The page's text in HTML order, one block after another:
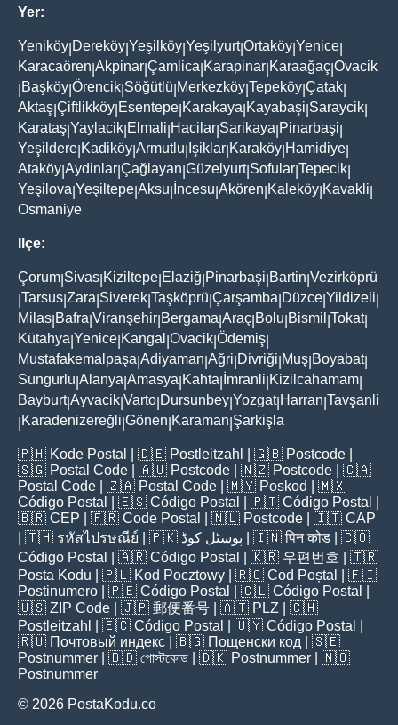
Yer:
Yeniköy Dereköy Yeşilköy Yeşilyurt|Ortaköy Yenice
Karacaören Akpinar Çamlica Karapinar Karaağaç Ovacik
Başköy Örencik Söğütlü Merkezköy Tepeköy Çatak
Aktaş Çiftlikköy Esentepe Karakaya Kayabaşi Saraycik
Karataş Yaylacik Elmali Hacilar Sarikaya Pinarbaşi
Yeşildere Kadiköy Armutlu Işiklar Karaköy Hamidiye
Ataköy Aydinlar Çağlayan Güzelyurt| Sofular Tepecik
Yeşilova Yeşiltepe Aksu İncesu Akören Kaleköy Kavakli
Osmaniye
Ilçe:
Çorum Sivas Kiziltepe Elaziğ Pinarbaşi Bartin Vezirköprü
Tarsus Zara Siverek Taşköprü Çarşamba Düzce Yildizeli
Milas Bafra Viranşehir Bergama Araç Bolu Bismil Tokat|
Kütahya Yenice Kangal Ovacik Ödemiş
Mustafakemalpaşa Adiyaman Ağri Divriği Muş Boyabat|
Sungurlu Alanya Amasya Kahta İmranli Kizilcahamam
Bayburt|Ayvacik Varto Dursunbey Yozgat| Harran Tavşanli
Karadenizereğli Gönen Karaman Şarkişla
🇵🇭 Kode Postal | 🇩🇪 Postleitzahl | 🇬🇧 Postcode
🇸🇬 Postal Code | 🇦🇺 Postcode | 🇳🇿 Postcode | 🇨🇦
Postal Code | 🇿🇦 Postal Code | 🇲🇾 Poskod
| 🇲🇽
Código Postal
| 🇪🇸 Código Postal | 🇵🇹 Código Postal
🇧🇷 CEP | 🇫🇷 Code Postal | 🇳🇱 Postcode | 🇮🇹 CAP
| 🇹🇭 รหัสไปรษณีย์ | 🇵🇰 پوسٹل کوڈ | 🇮🇳पिन कोड | 🇨🇴
Código Postal
| 🇦🇷 Código Postal | 🇰🇷 우편번호
| 🇹🇷
Posta Kodu | 🇵🇱 Kod Pocztowy | 🇷🇴 Cod Poștal
| 🇫🇮
Postinumero | 🇵🇪 Código Postal | 🇨🇱 Código Postal
🇺🇸 ZIP Code | 🇯🇵 郵便番号 | 🇦🇹 PLZ | 🇨🇭
Postleitzahl
| 🇪🇨 Código Postal | 🇺🇾 Código Postal
🇷🇺 Почтовый индекс | 🇧🇬 Пощенски код | 🇸🇪
Postnummer | 🇧🇩 পোস্টকোড | 🇩🇰 Postnummer | 🇳🇴
Postnummer
© 2026 PostaKodu.co